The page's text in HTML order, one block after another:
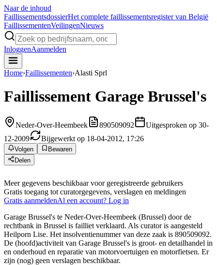
Naar de inhoud
FaillissementsdossierHet complete faillissementsregister van België
FaillissementenVeilingenNieuws
InloggenAanmelden
Home›Faillissementen›Alasti Sprl
Faillissement Garage Brussel's
Neder-Over-Heembeek 890509092
Uitgesproken op 30-
12-2009
Bijgewerkt op 18-04-2012, 17:26
Volgen
Bewaren
Delen
Meer gegevens beschikbaar voor geregistreerde gebruikers
Gratis toegang tot curatorgegevens, verslagen en meldingen
Gratis aanmeldenAl een account? Log in
Garage Brussel's te Neder-Over-Heembeek (Brussel) door de
rechtbank in Brussel is failliet verklaard. Als curator is aangesteld
Heilporn Lise. Het insolventienummer van deze zaak is 890509092.
De (hoofd)activiteit van Garage Brussel's is groot- en detailhandel in
en onderhoud en reparatie van motorvoertuigen en motorfietsen. Er
zijn (nog) geen verslagen beschikbaar.